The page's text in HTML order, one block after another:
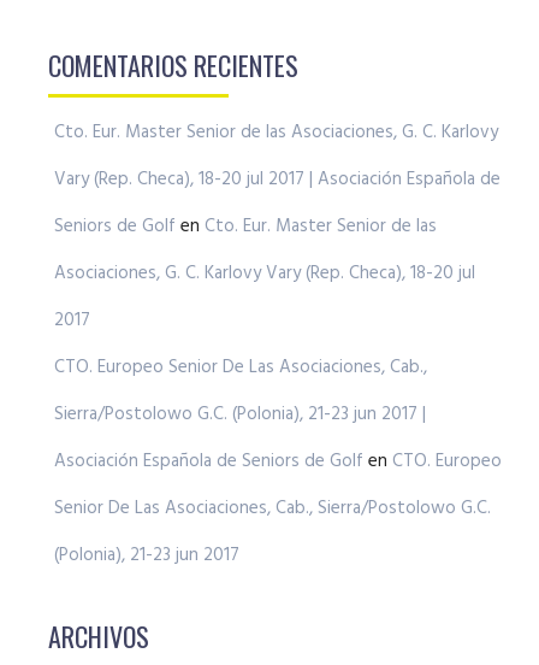
COMENTARIOS RECIENTES
Cto. Eur. Master Senior de las Asociaciones, G. C. Karlovy
Vary (Rep. Checa), 18-20 jul 2017 | Asociación Española de
Seniors de Golf en Cto. Eur. Master Senior de las
Asociaciones, G. C. Karlovy Vary (Rep. Checa), 18-20 jul
2017
CTO. Europeo Senior De Las Asociaciones, Cab.,
Sierra/Postolowo G.C. (Polonia), 21-23 jun 2017 |
Asociación Española de Seniors de Golf en CTO. Europeo
Senior De Las Asociaciones, Cab., Sierra/Postolowo G.C.
(Polonia), 21-23 jun 2017
ARCHIVOS